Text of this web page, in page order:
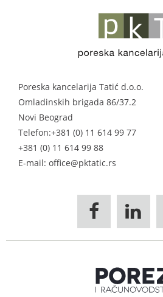
Poreska kancelarija Tatić d.o.o.
Omladinskih brigada 86/37.2
Novi Beograd
Telefon:+381 (0) 11 614 99 77
+381 (0) 11 614 99 88
E-mail: office@pktatic.rs
 